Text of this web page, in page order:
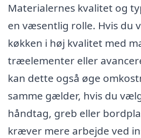
Materialernes kvalitet og
en væsentlig rolle. Hvis du
køkken i høj kvalitet med
træelementer eller
kan dette også øge
samme gælder, hvis du
håndtag, greb eller
kræver mere arbejde ved